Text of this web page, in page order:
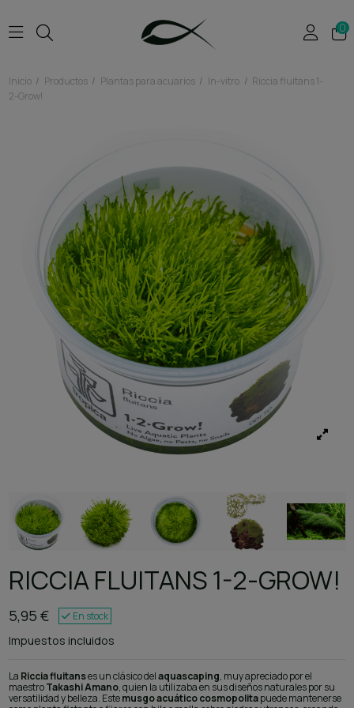
0
Inicio Productos Plantas para acuarios In-vitro
Riccia fluitans 1-
2-Grow!
RICCIA FLUITANS 1-2-GROW!
5,95 € En stock
Impuestos incluidos
La Riccia fluitanses un clásico delaquascaping, muy apreciado por el
maestroTakashi Amano, quien la utilizaba en sus diseños naturales por su
versatilidad y belleza. Estemusgo acuático cosmopolitapuede mantenerse